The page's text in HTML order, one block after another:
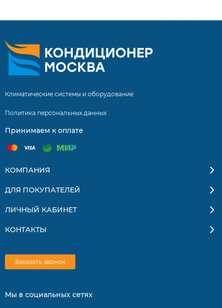
Широкоугольные жалюзи.
Wi-Fi (опция).
Инфракрасный пульт с LCD-дисплеем и
антибактериальной поверхностью.
Низкий уровень шума.
Запоминание настроек.
Работа по таймеру 24 ч.
Климатические системы и оборудование
Политика персональных данных
Принимаем к оплате
КОМПАНИЯ
ДЛЯ ПОКУПАТЕЛЕЙ
ЛИЧНЫЙ КАБИНЕТ
КОНТАКТЫ
Заказать звонок
Мы в социальных сетях